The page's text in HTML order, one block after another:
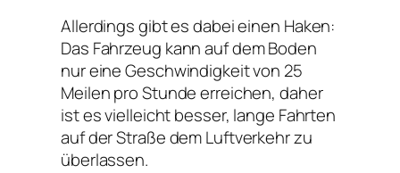
Allerdings gibt es dabei einen Haken:
Das Fahrzeug kann auf dem Boden
nur eine Geschwindigkeit von 25
Meilen pro Stunde erreichen, daher
ist es vielleicht besser, lange Fahrten
auf der Straße dem Luftverkehr zu
überlassen.